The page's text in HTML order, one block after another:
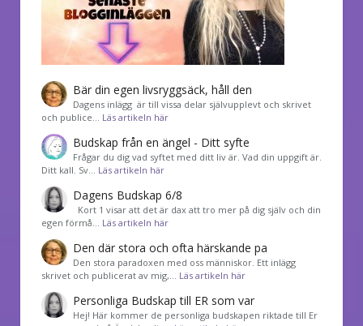
Bär din egen livsryggsäck, håll den
Dagens inlägg är till vissa delar självupplevt och skrivet
och publice… Läs artikeln här
Budskap från en ängel - Ditt syfte
Frågar du dig vad syftet med ditt liv är. Vad din uppgift är.
Ditt kall. Sv… Läs artikeln här
Dagens Budskap 6/8
Kort 1 visar att det är dax att tro mer på dig själv och din
egen förmå… Läs artikeln här
Den där stora och ofta härskande pa
Den stora paradoxen med oss människor. Ett inlägg
skrivet och publicerat av mig,… Läs artikeln här
Personliga Budskap till ER som var
Hej! Här kommer de personliga budskapen riktade till Er